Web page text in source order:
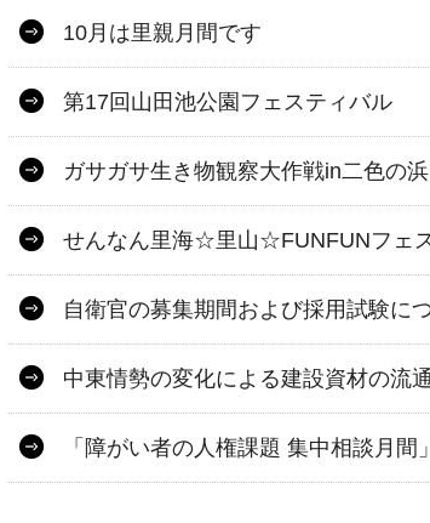
10月は里親月間です
第17回山田池公園フェスティバル
ガサガサ生き物観察大作戦in二色の浜
せんなん里海☆里山☆FUNFUNフェ
自衛官の募集期間および採用試験に
中東情勢の変化による建設資材の流
「障がい者の人権課題 集中相談月間